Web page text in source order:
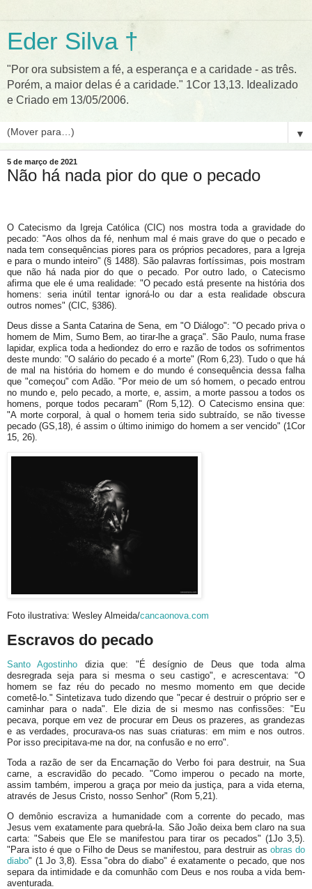
Eder Silva †
"Por ora subsistem a fé, a esperança e a caridade - as três.
Porém, a maior delas é a caridade." 1Cor 13,13. Idealizado
e Criado em 13/05/2006.
▼
5 de março de 2021
Não há nada pior do que o pecado
O Catecismo da Igreja Católica (CIC) nos mostra toda a gravidade do
pecado: "Aos olhos da fé, nenhum mal é mais grave do que o pecado e
nada tem consequências piores para os próprios pecadores, para a Igreja
e para o mundo inteiro" (§ 1488). São palavras fortíssimas, pois mostram
que não há nada pior do que o pecado. Por outro lado, o Catecismo
afirma que ele é uma realidade: "O pecado está presente na história dos
homens: seria inútil tentar ignorá-lo ou dar a esta realidade obscura
outros nomes" (CIC, §386).
Deus disse a Santa Catarina de Sena, em "O Diálogo": "O pecado priva o
homem de Mim, Sumo Bem, ao tirar-lhe a graça". São Paulo, numa frase
lapidar, explica toda a hediondez do erro e razão de todos os sofrimentos
deste mundo: "O salário do pecado é a morte" (Rom 6,23). Tudo o que há
de mal na história do homem e do mundo é consequência dessa falha
que "começou" com Adão. "Por meio de um só homem, o pecado entrou
no mundo e, pelo pecado, a morte, e, assim, a morte passou a todos os
homens, porque todos pecaram" (Rom 5,12). O Catecismo ensina que:
"A morte corporal, à qual o homem teria sido subtraído, se não tivesse
pecado (GS,18), é assim o último inimigo do homem a ser vencido" (1Cor
15, 26).
Foto ilustrativa: Wesley Almeida/cancaonova.com
Escravos do pecado
Santo Agostinho dizia que: "É desígnio de Deus que toda alma
desregrada seja para si mesma o seu castigo", e acrescentava: "O
homem se faz réu do pecado no mesmo momento em que decide
cometê-lo." Sintetizava tudo dizendo que "pecar é destruir o próprio ser e
caminhar para o nada". Ele dizia de si mesmo nas confissões: "Eu
pecava, porque em vez de procurar em Deus os prazeres, as grandezas
e as verdades, procurava-os nas suas criaturas: em mim e nos outros.
Por isso precipitava-me na dor, na confusão e no erro".
Toda a razão de ser da Encarnação do Verbo foi para destruir, na Sua
carne, a escravidão do pecado. "Como imperou o pecado na morte,
assim também, imperou a graça por meio da justiça, para a vida eterna,
através de Jesus Cristo, nosso Senhor" (Rom 5,21).
O demônio escraviza a humanidade com a corrente do pecado, mas
Jesus vem exatamente para quebrá-la. São João deixa bem claro na sua
carta: "Sabeis que Ele se manifestou para tirar os pecados" (1Jo 3,5).
"Para isto é que o Filho de Deus se manifestou, para destruir as obras do
diabo" (1 Jo 3,8). Essa "obra do diabo" é exatamente o pecado, que nos
separa da intimidade e da comunhão com Deus e nos rouba a vida bem-
aventurada.